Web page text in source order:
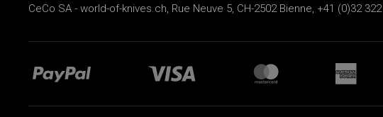
CeCo SA - world-of-knives.ch, Rue Neuve 5, CH-2502 Bienne, +41 (0)32 322